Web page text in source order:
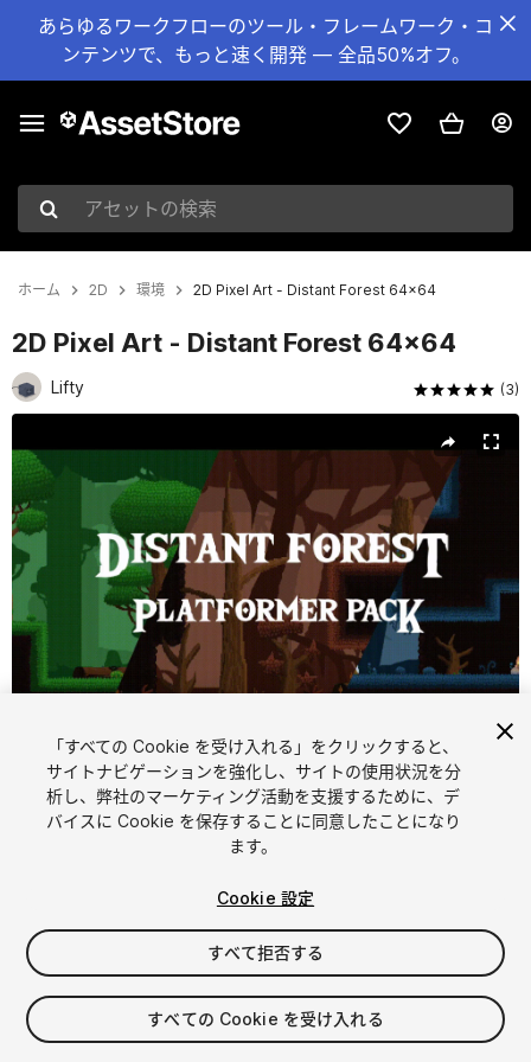
あらゆるワークフローのツール・フレームワーク・コ
ンテンツで、もっと速く開発 — 全品50%オフ。
アセットの検索
ホーム 2D 環境 2D Pixel Art - Distant Forest 64x64
2D Pixel Art - Distant Forest 64x64
Lifty (3)
FREE
57viewsin the past week
「すべての Cookie を受け入れる」をクリックすると、
サイトナビゲーションを強化し、サイトの使用状況を分
析し、弊社のマーケティング活動を支援するために、デ
バイスに Cookie を保存することに同意したことになり
ます。
Cookie 設定
すべて拒否する
すべての Cookie を受け入れる